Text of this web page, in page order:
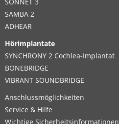
SAMBA 2
ADHEAR
Hörimplantate
SYNCHRONY 2 Cochlea-Implantat
BONEBRIDGE
VIBRANT SOUNDBRIDGE
Anschlussmöglichkeiten
Service & Hilfe
Wichtige Sicherheitsinformationen